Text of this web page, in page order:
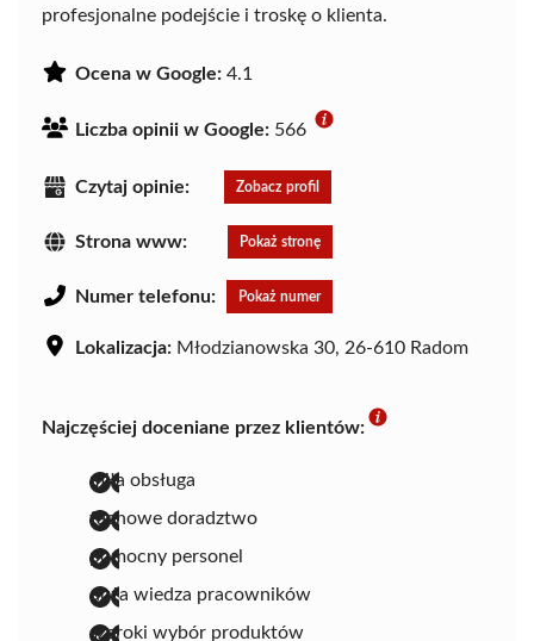
profesjonalne podejście i troskę o klienta.
Ocena w Google: 4.1
Liczba opinii w Google: 566
Czytaj opinie: Zobacz profil
Strona www: Pokaż stronę
Numer telefonu: Pokaż numer
Lokalizacja: Młodzianowska 30, 26-610 Radom
Najczęściej doceniane przez klientów:
miła obsługa
fachowe doradztwo
pomocny personel
duża wiedza pracowników
szeroki wybór produktów